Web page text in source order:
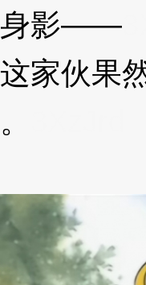
身影——
伙果然